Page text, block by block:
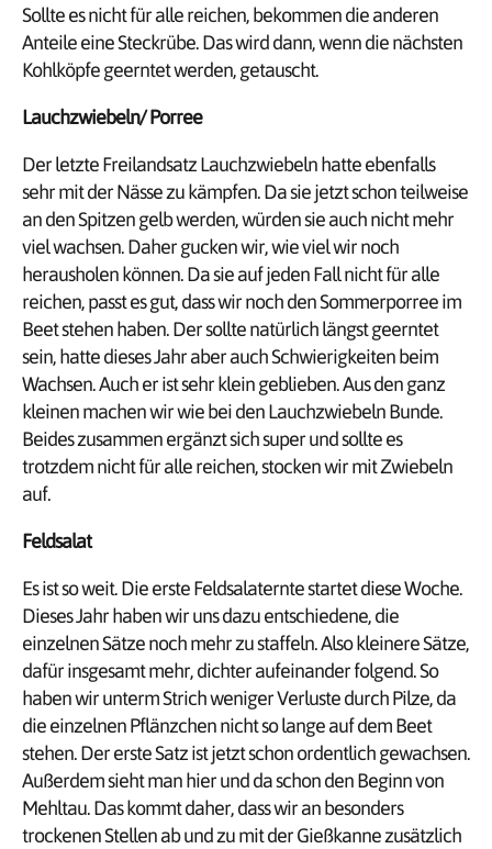
Sollte es nicht für alle reichen, bekommen die anderen
Anteile eine Steckrübe. Das wird dann, wenn die nächsten
Kohlköpfe geerntet werden, getauscht.
Lauchzwiebeln/ Porree
Der letzte Freilandsatz Lauchzwiebeln hatte ebenfalls
sehr mit der Nässe zu kämpfen. Da sie jetzt schon teilweise
an den Spitzen gelb werden, würden sie auch nicht mehr
viel wachsen. Daher gucken wir, wie viel wir noch
herausholen können. Da sie auf jeden Fall nicht für alle
reichen, passt es gut, dass wir noch den Sommerporree im
Beet stehen haben. Der sollte natürlich längst geerntet
sein, hatte dieses Jahr aber auch Schwierigkeiten beim
Wachsen. Auch er ist sehr klein geblieben. Aus den ganz
kleinen machen wir wie bei den Lauchzwiebeln Bunde.
Beides zusammen ergänzt sich super und sollte es
trotzdem nicht für alle reichen, stocken wir mit Zwiebeln
auf.
Feldsalat
Es ist so weit. Die erste Feldsalaternte startet diese Woche.
Dieses Jahr haben wir uns dazu entschiedene, die
einzelnen Sätze noch mehr zu staffeln. Also kleinere Sätze,
dafür insgesamt mehr, dichter aufeinander folgend. So
haben wir unterm Strich weniger Verluste durch Pilze, da
die einzelnen Pflänzchen nicht so lange auf dem Beet
stehen. Der erste Satz ist jetzt schon ordentlich gewachsen.
Außerdem sieht man hier und da schon den Beginn von
Mehltau. Das kommt daher, dass wir an besonders
trockenen Stellen ab und zu mit der Gießkanne zusätzlich